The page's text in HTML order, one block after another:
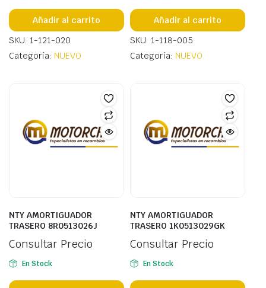
Añadir al carrito
SKU: 1-121-020
Categoría: NUEVO
Añadir al carrito
SKU: 1-118-005
Categoría: NUEVO
NTY AMORTIGUADOR
TRASERO 8R0513026J
Consultar Precio
En Stock
NTY AMORTIGUADOR
TRASERO 1K0513029GK
Consultar Precio
En Stock